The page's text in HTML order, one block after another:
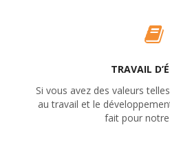
TRAVAIL
Si vous avez des valeurs
au travail et le
fait pour notre